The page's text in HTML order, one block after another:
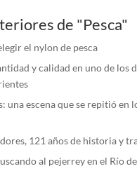
de "Pesca"
el nylon de pesca
y calidad en uno de los
una escena que se repitió en
121 años de historia y
al pejerrey en el Río